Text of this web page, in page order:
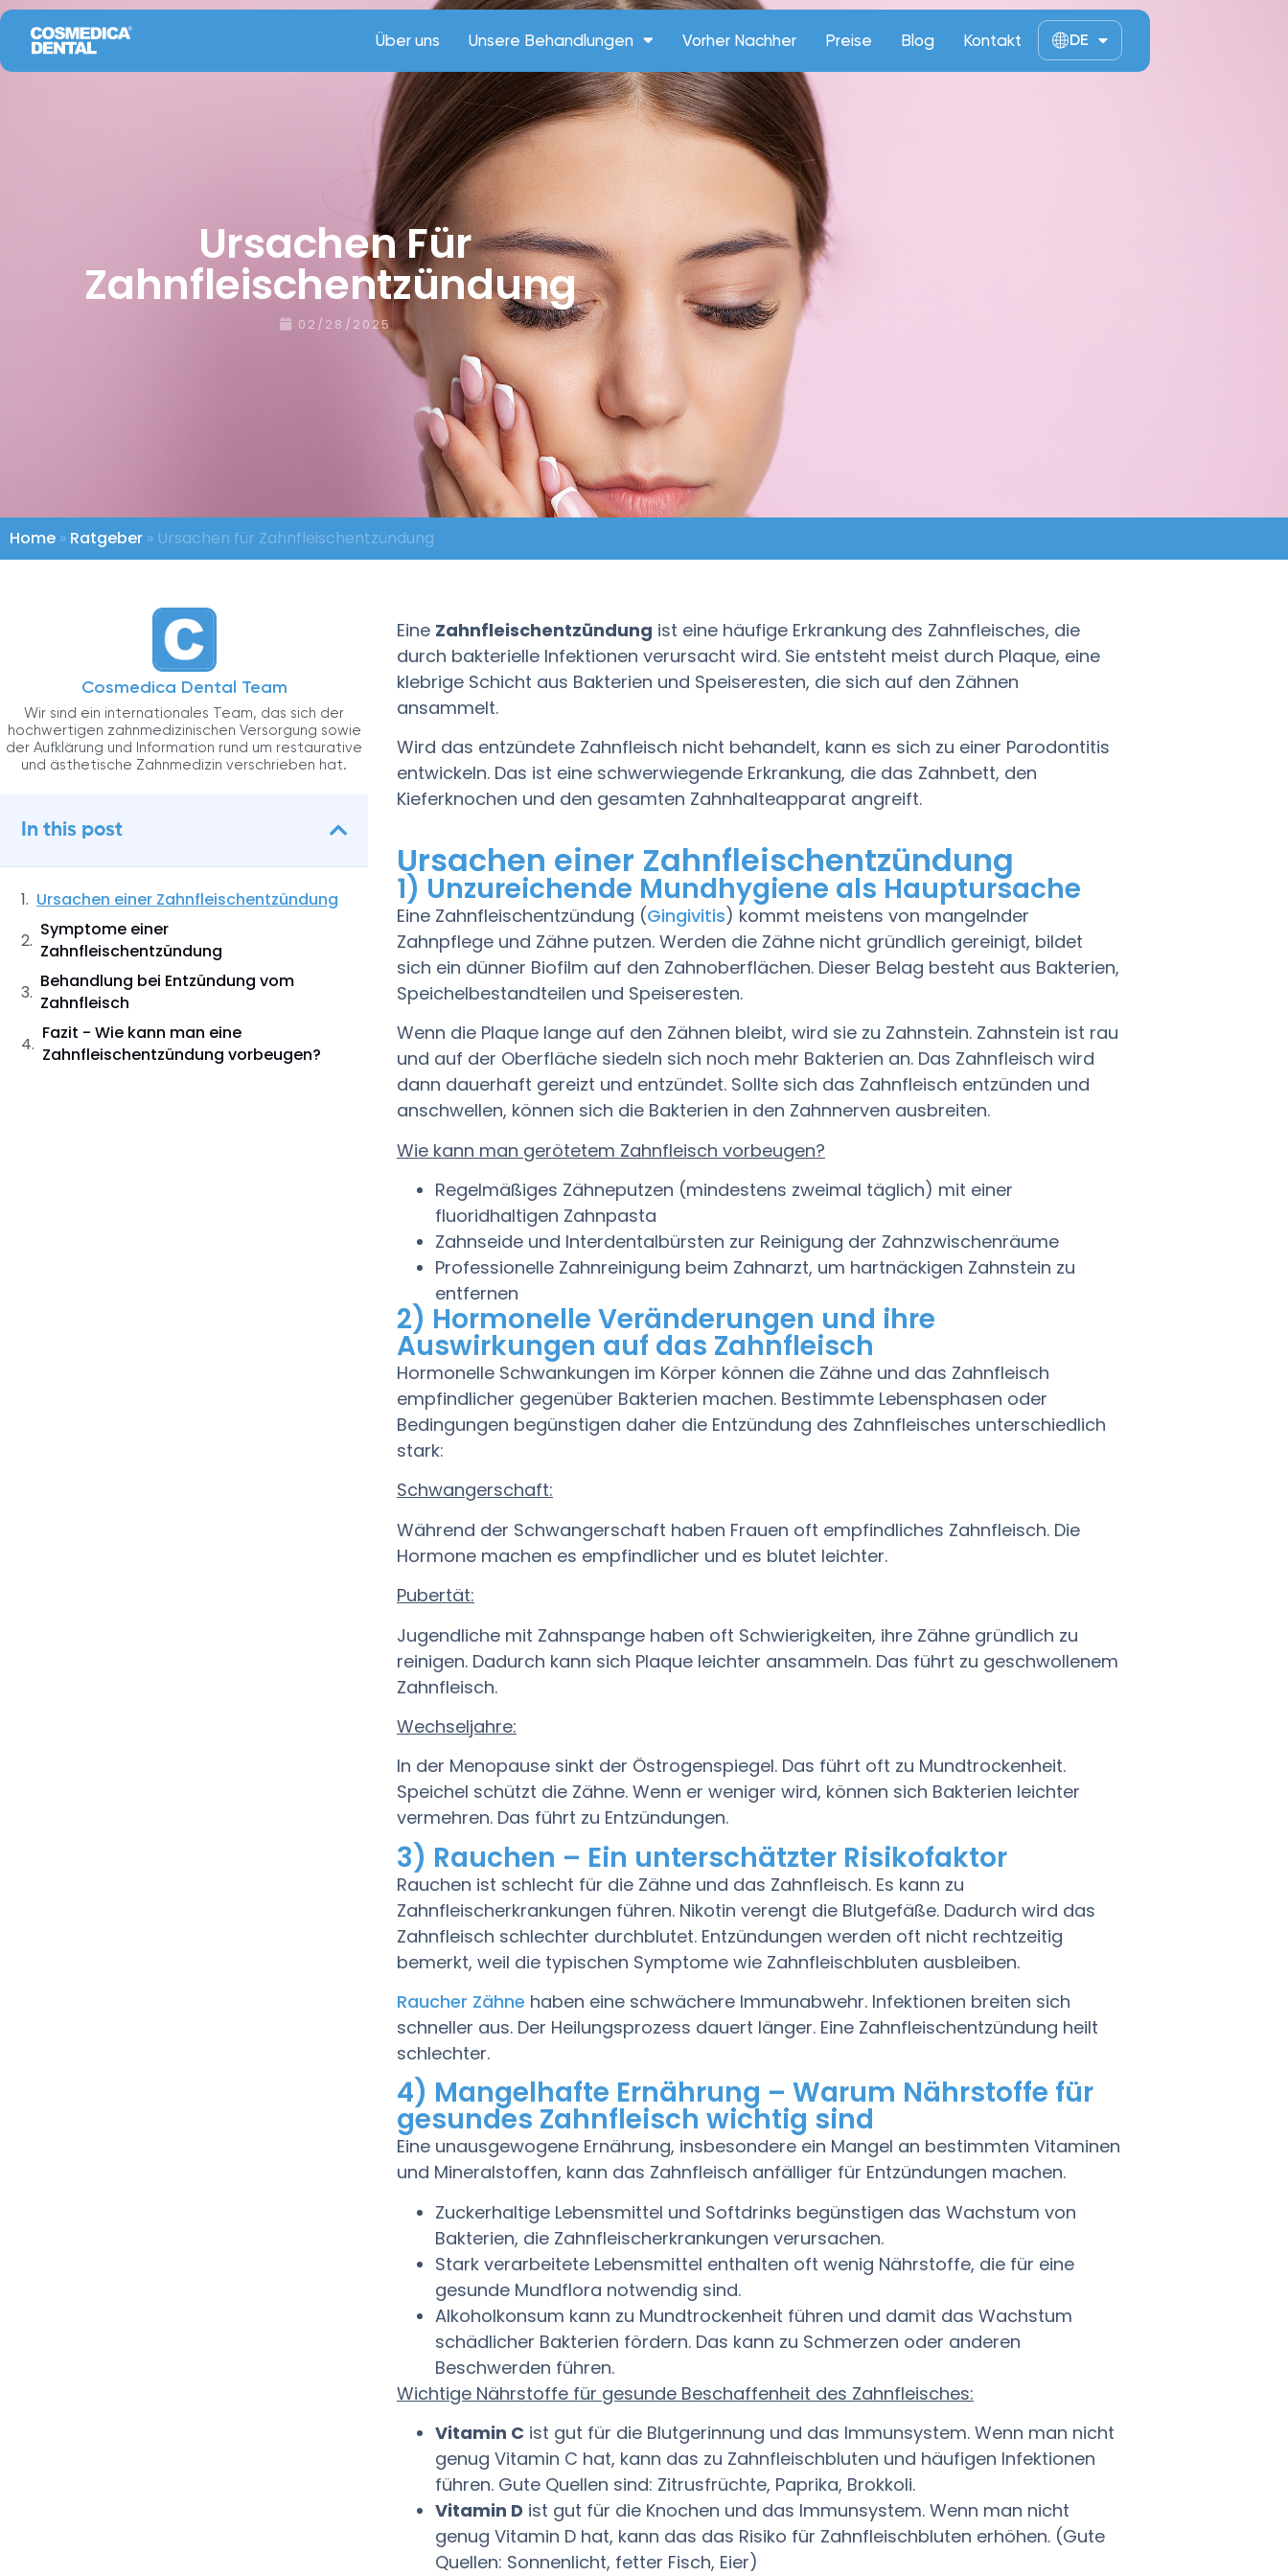
Über uns Unsere Behandlungen Vorher Nachher Preise Blog Kontakt DE
Ursachen Für
Zahnfleischentzündung
02/28/2025
Home » Ratgeber » Ursachen für Zahnfleischentzündung
Cosmedica Dental Team
Wir sind ein internationales Team, das sich der
hochwertigen zahnmedizinischen Versorgung sowie
der Aufklärung und Information rund um restaurative
und ästhetische Zahnmedizin verschrieben hat.
In this post
Ursachen einer Zahnfleischentzündung
Symptome einer
Zahnfleischentzündung
Behandlung bei Entzündung vom
Zahnfleisch
Fazit - Wie kann man eine
Zahnfleischentzündung vorbeugen?
Eine Zahnfleischentzündung ist eine häufige Erkrankung des Zahnfleisches, die
durch bakterielle Infektionen verursacht wird. Sie entsteht meist durch Plaque, eine
klebrige Schicht aus Bakterien und Speiseresten, die sich auf den Zähnen
ansammelt.
Wird das entzündete Zahnfleisch nicht behandelt, kann es sich zu einer Parodontitis
entwickeln. Das ist eine schwerwiegende Erkrankung, die das Zahnbett, den
Kieferknochen und den gesamten Zahnhalteapparat angreift.
Ursachen einer Zahnfleischentzündung
1) Unzureichende Mundhygiene als Hauptursache
Eine Zahnfleischentzündung (Gingivitis) kommt meistens von mangelnder
Zahnpflege und Zähne putzen. Werden die Zähne nicht gründlich gereinigt, bildet
sich ein dünner Biofilm auf den Zahnoberflächen. Dieser Belag besteht aus Bakterien,
Speichelbestandteilen und Speiseresten.
Wenn die Plaque lange auf den Zähnen bleibt, wird sie zu Zahnstein. Zahnstein ist rau
und auf der Oberfläche siedeln sich noch mehr Bakterien an. Das Zahnfleisch wird
dann dauerhaft gereizt und entzündet. Sollte sich das Zahnfleisch entzünden und
anschwellen, können sich die Bakterien in den Zahnnerven ausbreiten.
Wie kann man gerötetem Zahnfleisch vorbeugen?
Regelmäßiges Zähneputzen (mindestens zweimal täglich) mit einer
fluoridhaltigen Zahnpasta
Zahnseide und Interdentalbürsten zur Reinigung der Zahnzwischenräume
Professionelle Zahnreinigung beim Zahnarzt, um hartnäckigen Zahnstein zu
entfernen
2) Hormonelle Veränderungen und ihre
Auswirkungen auf das Zahnfleisch
Hormonelle Schwankungen im Körper können die Zähne und das Zahnfleisch
empfindlicher gegenüber Bakterien machen. Bestimmte Lebensphasen oder
Bedingungen begünstigen daher die Entzündung des Zahnfleisches unterschiedlich
stark:
Schwangerschaft:
Während der Schwangerschaft haben Frauen oft empfindliches Zahnfleisch. Die
Hormone machen es empfindlicher und es blutet leichter.
Pubertät:
Jugendliche mit Zahnspange haben oft Schwierigkeiten, ihre Zähne gründlich zu
reinigen. Dadurch kann sich Plaque leichter ansammeln. Das führt zu geschwollenem
Zahnfleisch.
Wechseljahre:
In der Menopause sinkt der Östrogenspiegel. Das führt oft zu Mundtrockenheit.
Speichel schützt die Zähne. Wenn er weniger wird, können sich Bakterien leichter
vermehren. Das führt zu Entzündungen.
3) Rauchen – Ein unterschätzter Risikofaktor
Rauchen ist schlecht für die Zähne und das Zahnfleisch. Es kann zu
Zahnfleischerkrankungen führen. Nikotin verengt die Blutgefäße. Dadurch wird das
Zahnfleisch schlechter durchblutet. Entzündungen werden oft nicht rechtzeitig
bemerkt, weil die typischen Symptome wie Zahnfleischbluten ausbleiben.
Raucher Zähne haben eine schwächere Immunabwehr. Infektionen breiten sich
schneller aus. Der Heilungsprozess dauert länger. Eine Zahnfleischentzündung heilt
schlechter.
4) Mangelhafte Ernährung – Warum Nährstoffe für
gesundes Zahnfleisch wichtig sind
Eine unausgewogene Ernährung, insbesondere ein Mangel an bestimmten Vitaminen
und Mineralstoffen, kann das Zahnfleisch anfälliger für Entzündungen machen.
Zuckerhaltige Lebensmittel und Softdrinks begünstigen das Wachstum von
Bakterien, die Zahnfleischerkrankungen verursachen.
Stark verarbeitete Lebensmittel enthalten oft wenig Nährstoffe, die für eine
gesunde Mundflora notwendig sind.
Alkoholkonsum kann zu Mundtrockenheit führen und damit das Wachstum
schädlicher Bakterien fördern. Das kann zu Schmerzen oder anderen
Beschwerden führen.
Wichtige Nährstoffe für gesunde Beschaffenheit des Zahnfleisches:
Vitamin C ist gut für die Blutgerinnung und das Immunsystem. Wenn man nicht
genug Vitamin C hat, kann das zu Zahnfleischbluten und häufigen Infektionen
führen. Gute Quellen sind: Zitrusfrüchte, Paprika, Brokkoli.
Vitamin D ist gut für die Knochen und das Immunsystem. Wenn man nicht
genug Vitamin D hat, kann das das Risiko für Zahnfleischbluten erhöhen. (Gute
Quellen: Sonnenlicht, fetter Fisch, Eier)